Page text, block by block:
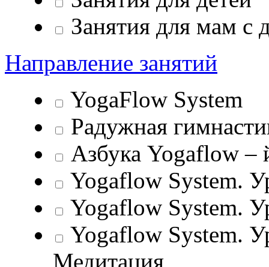
Занятия для мам с
Направление занятий
YogaFlow System
Радужная
Азбука Yogaflow –
Yogaflow System.
Yogaflow System.
Yogaflow System.
Медитация